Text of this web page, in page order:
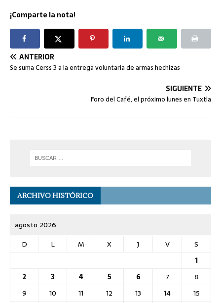
¡Comparte la nota!
ANTERIOR
Se suma Cerss 3 a la entrega voluntaria de armas hechizas
SIGUIENTE
Foro del Café, el próximo lunes en Tuxtla
ARCHIVO HISTÓRICO
agosto 2026
D
L M X J V
S
1
2
3 4 5 6 7
8
9
10 11 12 13 14
15